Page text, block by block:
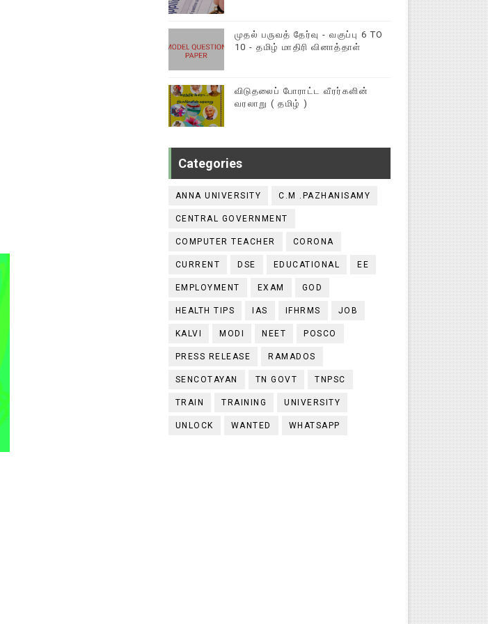
முதல் பருவத் தேர்வு - வகுப்பு 6 TO
10 - தமிழ் மாதிரி வினாத்தாள்
விடுதலைப் போராட்ட வீரர்களின்
வரலாறு ( தமிழ் )
Categories
ANNA UNIVERSITY C.M .PAZHANISAMY
CENTRAL GOVERNMENT
COMPUTER TEACHER CORONA
CURRENT DSE EDUCATIONAL EE
EMPLOYMENT EXAM GOD
HEALTH TIPS IAS IFHRMS JOB
KALVI MODI NEET POSCO
PRESS RELEASE RAMADOS
SENCOTAYAN TN GOVT TNPSC
TRAIN TRAINING UNIVERSITY
UNLOCK WANTED WHATSAPP